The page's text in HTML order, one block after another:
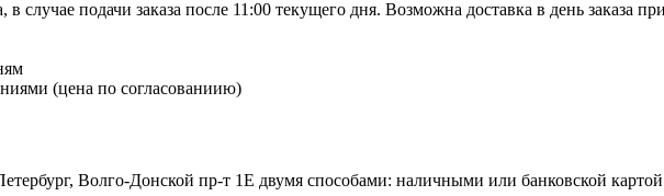
случае подачи заказа после 11:00 текущего дня. Возможна доставка в день заказа
(цена по согласованиию)
Волго-Донской пр-т 1Е двумя способами: наличными или банковской